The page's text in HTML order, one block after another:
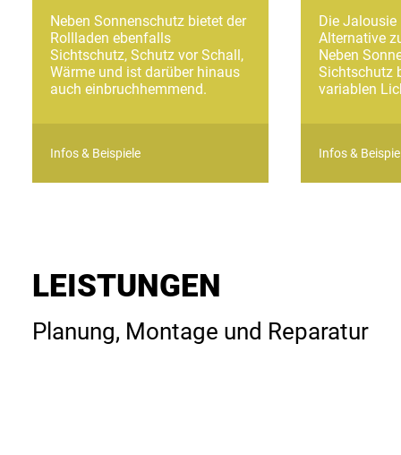
Neben Sonnenschutz bietet der
Rollladen ebenfalls
Sichtschutz, Schutz vor Schall,
Wärme und ist darüber hinaus
auch einbruchhemmend.
Infos & Beispiele
Die Jalousie
Alternative
Neben
Sichtschutz
variablen
Infos &
LEISTUNGEN
Planung, Montage und Reparatur